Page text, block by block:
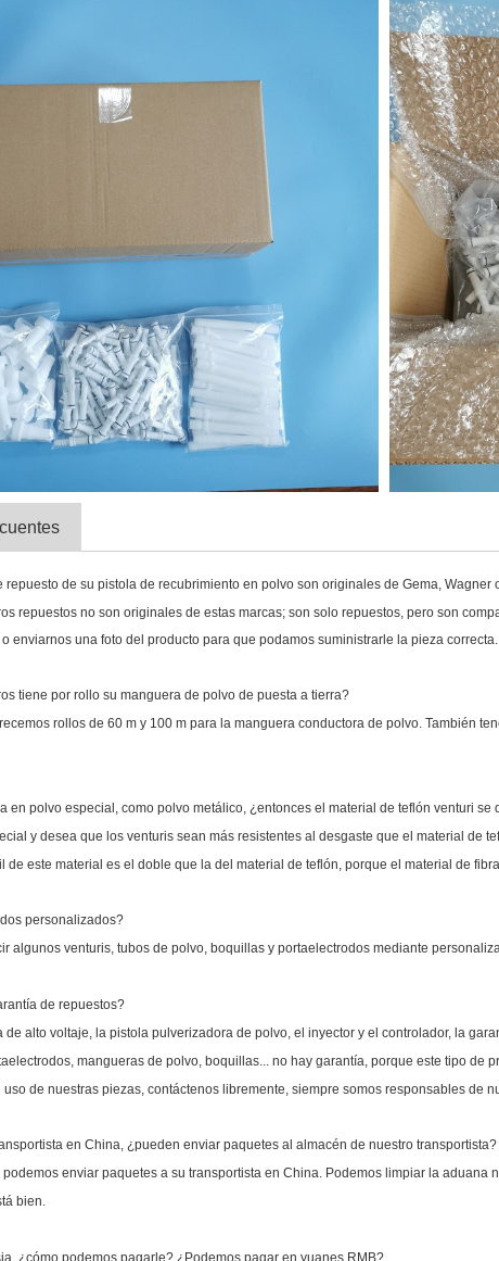
repuesto de su pistola de recubrimiento en polvo son originales de Gema, Wagner
repuestos no son originales de estas marcas; son solo repuestos, pero son
enviarnos una foto del producto para que podamos suministrarle la pieza correcta.
tiene por rollo su manguera de polvo de puesta a tierra?
rollos de 60 m y 100 m para la manguera conductora de polvo. También
en polvo especial, como polvo metálico, ¿entonces el material de teflón venturi se
y desea que los venturis sean más resistentes al desgaste que el material de
de este material es el doble que la del material de teflón, porque el material de
personalizados?
algunos venturis, tubos de polvo, boquillas y portaelectrodos mediante
de repuestos?
de alto voltaje, la pistola pulverizadora de polvo, el inyector y el controlador, la
mangueras de polvo, boquillas... no hay garantía, porque este tipo de
de nuestras piezas, contáctenos libremente, siempre somos responsables de
en China, ¿pueden enviar paquetes al almacén de nuestro transportista?
podemos enviar paquetes a su transportista en China. Podemos limpiar la aduana
bien.
¿cómo podemos pagarle? ¿Podemos pagar en yuanes RMB?